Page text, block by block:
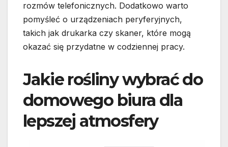
rozmów telefonicznych. Dodatkowo warto
pomyśleć o urządzeniach peryferyjnych,
takich jak drukarka czy skaner, które mogą
okazać się przydatne w codziennej pracy.
Jakie rośliny wybrać do
domowego biura dla
lepszej atmosfery